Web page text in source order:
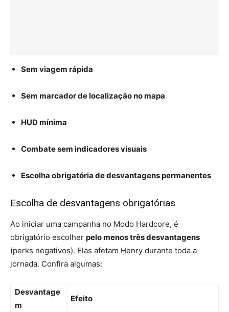
Sem viagem rápida
Sem marcador de localização no mapa
HUD mínima
Combate sem indicadores visuais
Escolha obrigatória de desvantagens permanentes
Escolha de desvantagens obrigatórias
Ao iniciar uma campanha no Modo Hardcore, é
obrigatório escolher pelo menos três desvantagens
(perks negativos). Elas afetam Henry durante toda a
jornada. Confira algumas:
Desvantage
m
Efeito